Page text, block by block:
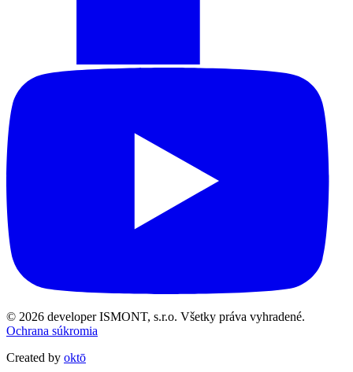
© 2026 developer ISMONT, s.r.o. Všetky práva vyhradené.
Ochrana súkromia
Created by oktō